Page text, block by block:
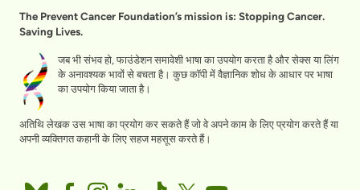
The Prevent Cancer Foundation’s mission is: Stopping Cancer.
Saving Lives.
जब भी संभव हो, फाउंडेशन समावेशी भाषा का उपयोग करता है और सेक्स या लिंग
के अनावश्यक भावों से बचता है। कुछ कॉपी में वैज्ञानिक शोध के आधार पर भाषा
का उपयोग किया जाता है।
अतिथि लेखक उस भाषा का प्रयोग कर सकते हैं जो वे अपने काम के लिए प्रयोग करते हैं या
अपनी व्यक्तिगत कहानी के लिए सहज महसूस करते हैं।